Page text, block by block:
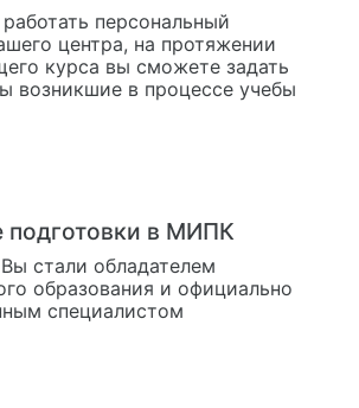
персональный
центра, на протяжении
курса вы сможете задать
возникшие в процессе учебы
подготовки в МИПК
стали обладателем
образования и официально
специалистом